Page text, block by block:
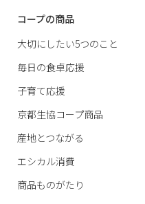
コープの商品
大切にしたい5つのこと
毎日の食卓応援
子育て応援
京都生協コープ商品
産地とつながる
エシカル消費
商品ものがたり